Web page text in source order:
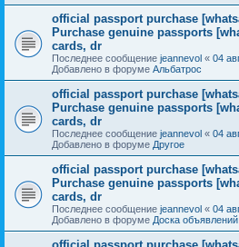
official passport purchase
Purchase genuine passports
cards, dr
Последнее сообщение jeannevol « 04
Добавлено в форуме Альбатрос
official passport purchase
Purchase genuine passports
cards, dr
Последнее сообщение jeannevol « 04
Добавлено в форуме Другое
official passport purchase
Purchase genuine passports
cards, dr
Последнее сообщение jeannevol « 04
Добавлено в форуме Доска объявлений
official passport purchase